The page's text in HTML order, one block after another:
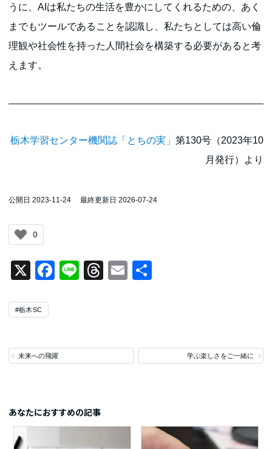
うに、AIは私たちの生活を豊かにしてくれるための、あく
までもツールであることを認識し、私たちとしては高い倫
理観や社会性を持った人間社会を構築する必要があると考
えます。
栃木学習センター機関誌「とちの実」 第130号（2023年10
月発行）より
公開日 2023-11-24 最終更新日 2026-07-24
0
X Facebook
LineThreads
Email
#栃木SC
未来への飛躍 学ぶ楽しさをご一緒に
あなたにおすすめの記事